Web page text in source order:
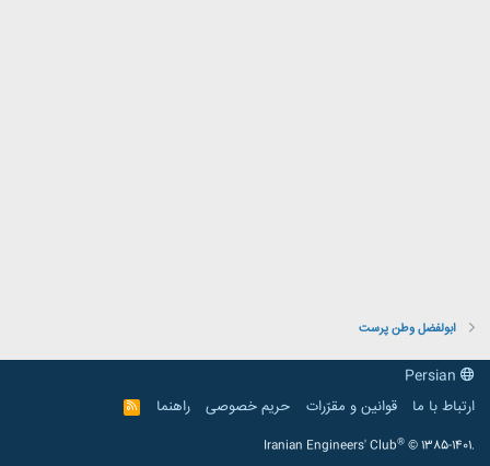
ابولفضل وطن پرست
ارتباط با ما
قوانین و مقرّرات حریم خصوصی راهنما
R
S
Iranian Engineers' Club® © 1385-1401.